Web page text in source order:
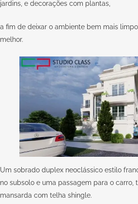
jardins, e decorações com plantas,
a fim de deixar o ambiente bem mais
melhor.
Um sobrado duplex neoclássico estilo
no subsolo e uma passagem para o carro,
mansarda com telha shingle.